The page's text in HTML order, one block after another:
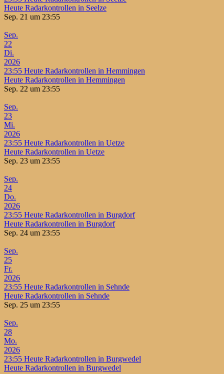
Heute Radarkontrollen in Seelze
Sep. 21 um 23:55
Sep.
22
Di.
2026
23:55 Heute Radarkontrollen in Hemmingen
Heute Radarkontrollen in Hemmingen
Sep. 22 um 23:55
Sep.
23
Mi.
2026
23:55 Heute Radarkontrollen in Uetze
Heute Radarkontrollen in Uetze
Sep. 23 um 23:55
Sep.
24
Do.
2026
23:55 Heute Radarkontrollen in Burgdorf
Heute Radarkontrollen in Burgdorf
Sep. 24 um 23:55
Sep.
25
Fr.
2026
23:55 Heute Radarkontrollen in Sehnde
Heute Radarkontrollen in Sehnde
Sep. 25 um 23:55
Sep.
28
Mo.
2026
23:55 Heute Radarkontrollen in Burgwedel
Heute Radarkontrollen in Burgwedel